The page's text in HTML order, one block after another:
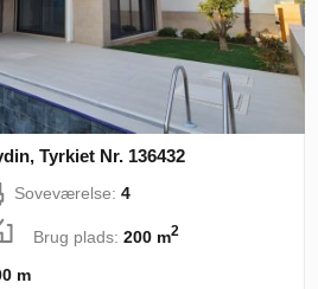
Tyrkiet Nr. 136432
Soveværelse:4
Brug plads:200 m2
m